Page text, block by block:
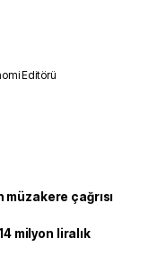
Editörü
müzakere çağrısı
milyon liralık